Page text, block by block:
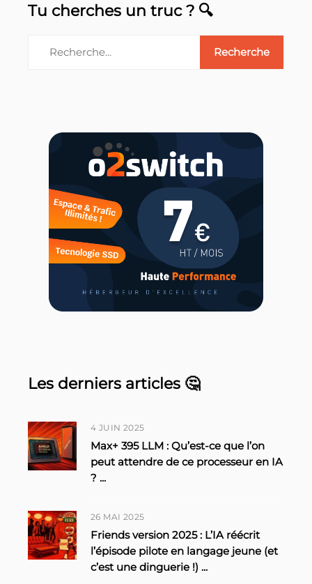
Tu cherches un truc ? 🔍
Les derniers articles 🤔
4 JUIN 2025
Max+ 395 LLM : Qu’est-ce que l’on
peut attendre de ce processeur en IA
? ...
26 MAI 2025
Friends version 2025 : L’IA réécrit
l’épisode pilote en langage jeune (et
c’est une dinguerie !) ...